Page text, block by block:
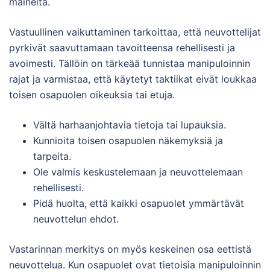
Vastuullinen vaikuttaminen tarkoittaa, että neuvottelijat
pyrkivät saavuttamaan tavoitteensa rehellisesti ja
avoimesti. Tällöin on tärkeää tunnistaa manipuloinnin
rajat ja varmistaa, että käytetyt taktiikat eivät loukkaa
toisen osapuolen oikeuksia tai etuja.
Vältä harhaanjohtavia tietoja tai lupauksia.
Kunnioita toisen osapuolen näkemyksiä ja
tarpeita.
Ole valmis keskustelemaan ja neuvottelemaan
rehellisesti.
Pidä huolta, että kaikki osapuolet ymmärtävät
neuvottelun ehdot.
Vastarinnan merkitys on myös keskeinen osa eettistä
neuvottelua. Kun osapuolet ovat tietoisia manipuloinnin